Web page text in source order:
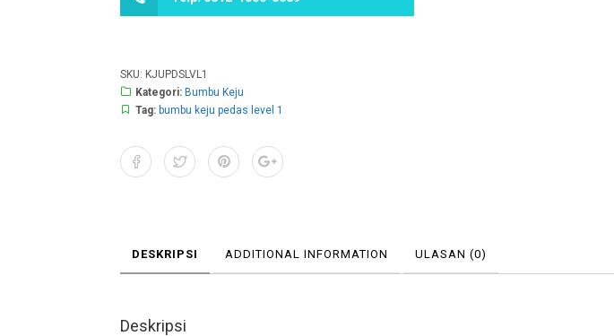
SKU: KJUPDSLVL1
Kategori: Bumbu Keju
Tag: bumbu keju pedas level 1
DESKRIPSI ADDITIONAL INFORMATION ULASAN (0)
Deskripsi